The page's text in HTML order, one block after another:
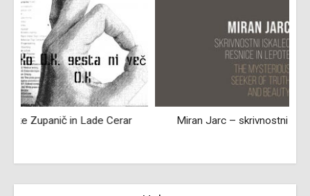
Miran Jarc – skrivnostni iskalec resnice in lepote